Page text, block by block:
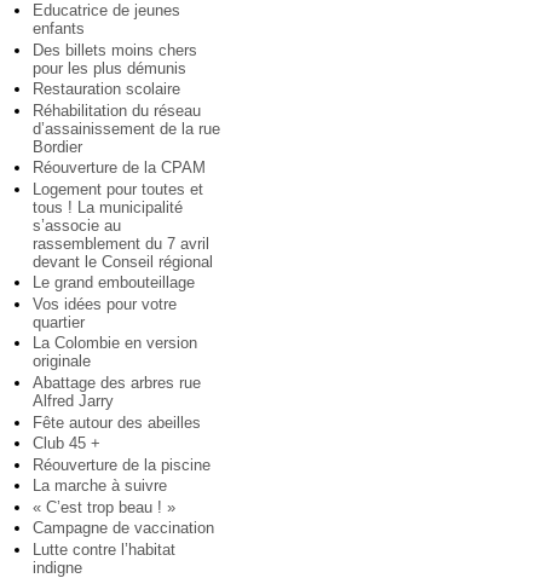
Educatrice de jeunes
enfants
Des billets moins chers
pour les plus démunis
Restauration scolaire
Réhabilitation du réseau
d’assainissement de la rue
Bordier
Réouverture de la CPAM
Logement pour toutes et
tous ! La municipalité
s’associe au
rassemblement du 7 avril
devant le Conseil régional
Le grand embouteillage
Vos idées pour votre
quartier
La Colombie en version
originale
Abattage des arbres rue
Alfred Jarry
Fête autour des abeilles
Club 45 +
Réouverture de la piscine
La marche à suivre
« C’est trop beau ! »
Campagne de vaccination
Lutte contre l’habitat
indigne